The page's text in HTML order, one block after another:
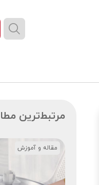
مرتبط‌ترین
مقاله و آموزش